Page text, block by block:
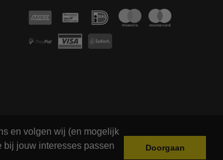
en volgen wij (en mogelijk
bij jouw interesses passen
Doorgaan